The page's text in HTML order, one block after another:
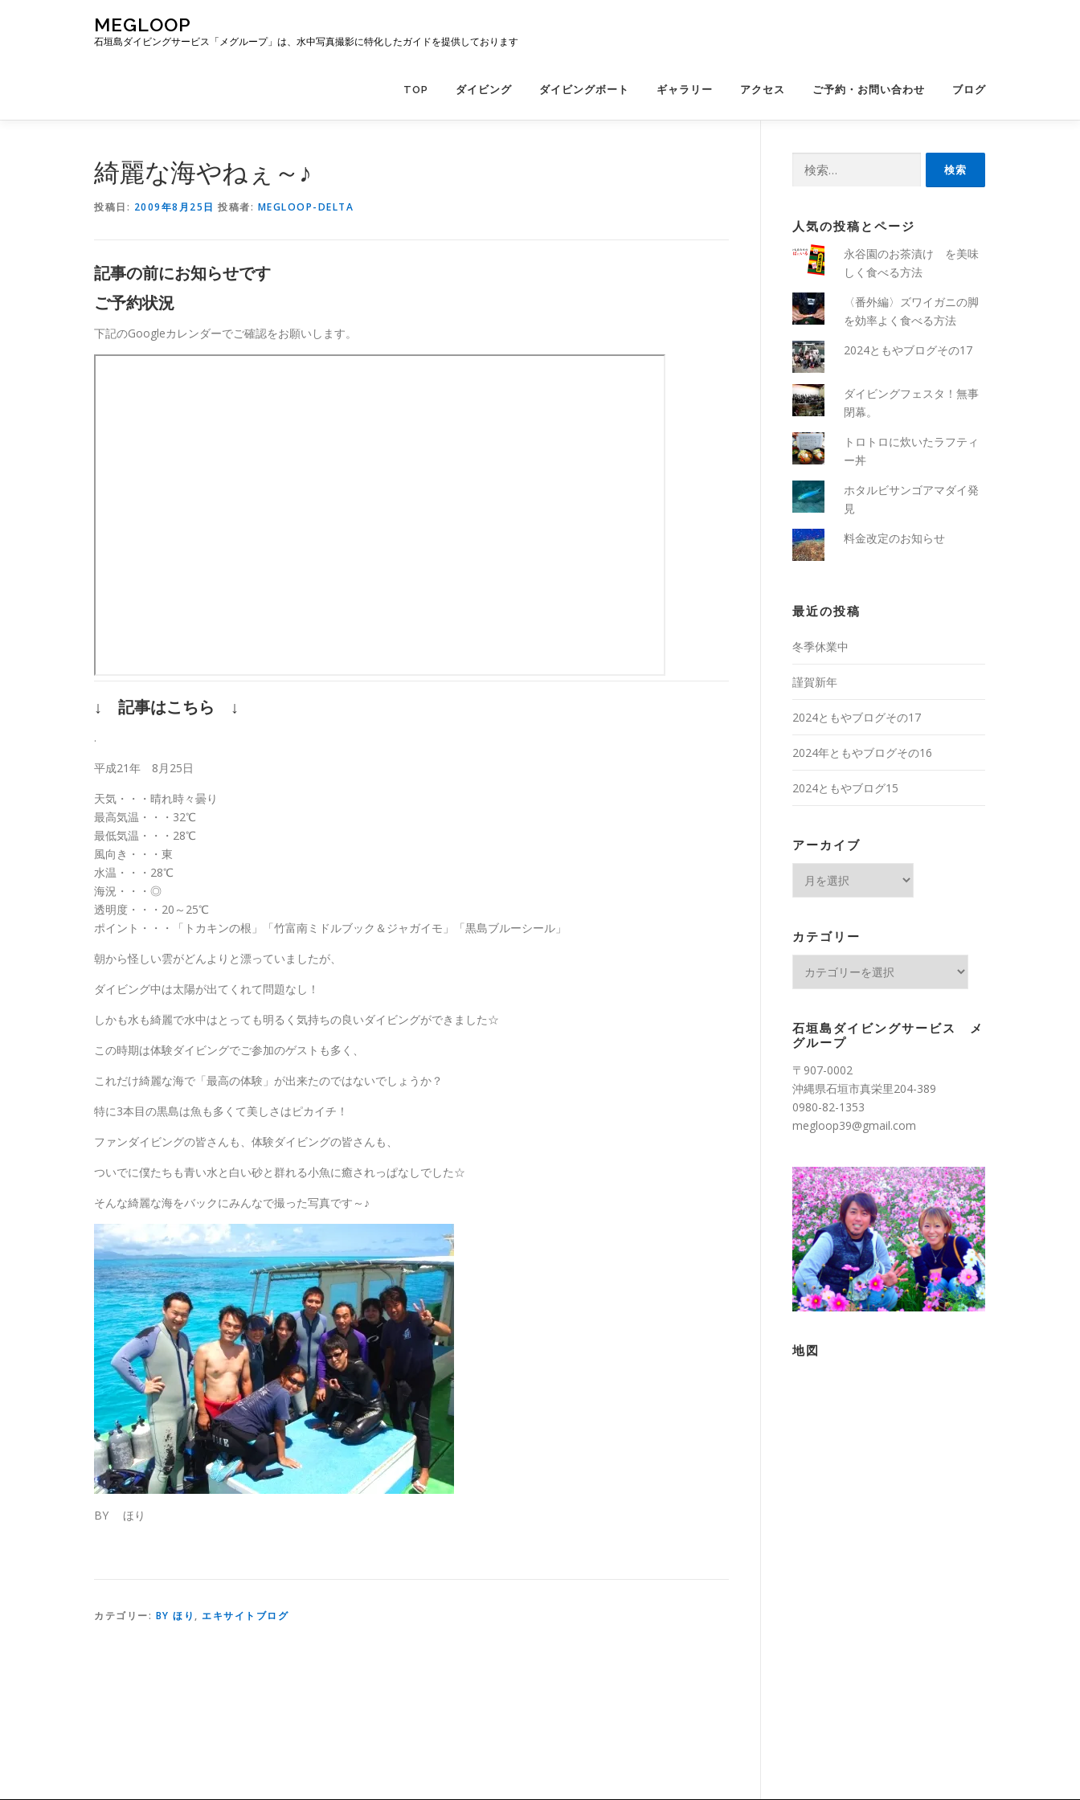
ス
MEGLOOP
石垣島ダイビングサービス「メグループ」は、水中写真撮影に特化したガイドを提供しております
TOP ダイビング ダイビングボート ギャラリー アクセス ご予約・お問い合わせ ブログ
綺麗な海やねぇ～♪
投稿日: 2009年8月25日 投稿者: MEGLOOP-DELTA
記事の前にお知らせです
ご予約状況
下記のGoogleカレンダーでご確認をお願いします。
↓ 記事はこちら ↓
.
平成21年 8月25日
天気・・・晴れ時々曇り
最高気温・・・32℃
最低気温・・・28℃
風向き・・・東
水温・・・28℃
海況・・・◎
透明度・・・20～25℃
ポイント・・・「トカキンの根」「竹富南ミドルブック＆ジャガイモ」「黒島ブルーシール」
朝から怪しい雲がどんよりと漂っていましたが、
ダイビング中は太陽が出てくれて問題なし！
しかも水も綺麗で水中はとっても明るく気持ちの良いダイビングができました☆
この時期は体験ダイビングでご参加のゲストも多く、
これだけ綺麗な海で「最高の体験」が出来たのではないでしょうか？
特に3本目の黒島は魚も多くて美しさはピカイチ！
ファンダイビングの皆さんも、体験ダイビングの皆さんも、
ついでに僕たちも青い水と白い砂と群れる小魚に癒されっぱなしでした☆
そんな綺麗な海をバックにみんなで撮った写真です～♪
BY ほり
カテゴリー: BY ほり , エキサイトブログ
人気の投稿とページ
永谷園のお茶漬け を美味
しく食べる方法
〈番外編〉ズワイガニの脚
を効率よく食べる方法
2024ともやブログその17
ダイビングフェスタ！無事
閉幕。
トロトロに炊いたラフティ
ー丼
ホタルビサンゴアマダイ発
見
料金改定のお知らせ
最近の投稿
冬季休業中
謹賀新年
2024ともやブログその17
2024年ともやブログその16
2024ともやブログ15
アーカイブ
ブ
カテゴリー
ー
石垣島ダイビングサービス メ
グループ
〒907-0002
沖縄県石垣市真栄里204-389
0980-82-1353
megloop39@gmail.com
地図